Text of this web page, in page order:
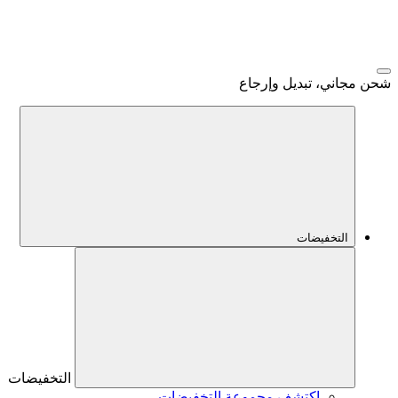
شحن مجاني، تبديل وإرجاع
التخفيضات
التخفيضات